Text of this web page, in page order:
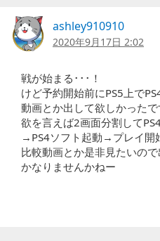
ashley910910
2020年9月17日 2:02
戦が始まる･･･！
けど予約開始前にPS5上で
動画とか出して欲しかったで
欲を言えば2画面分割して
→PS4ソフト起動→プレイ開
比較動画とか是非見たいの
かなりませんかねー